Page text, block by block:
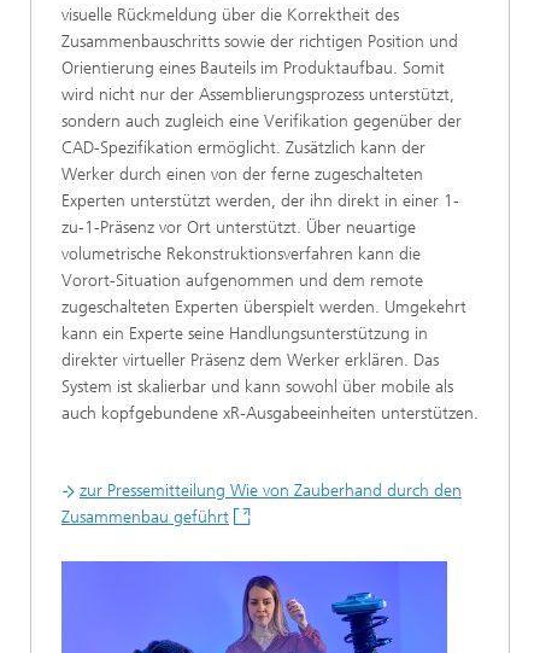
visuelle Rückmeldung über die Korrektheit des
Zusammenbauschritts sowie der richtigen Position und
Orientierung eines Bauteils im Produktaufbau. Somit
wird nicht nur der Assemblierungsprozess unterstützt,
sondern auch zugleich eine Verifikation gegenüber der
CAD-Spezifikation ermöglicht. Zusätzlich kann der
Werker durch einen von der ferne zugeschalteten
Experten unterstützt werden, der ihn direkt in einer 1-
zu-1-Präsenz vor Ort unterstützt. Über neuartige
volumetrische Rekonstruktionsverfahren kann die
Vorort-Situation aufgenommen und dem remote
zugeschalteten Experten überspielt werden. Umgekehrt
kann ein Experte seine Handlungsunterstützung in
direkter virtueller Präsenz dem Werker erklären. Das
System ist skalierbar und kann sowohl über mobile als
auch kopfgebundene xR-Ausgabeeinheiten unterstützen.
zur Pressemitteilung Wie von Zauberhand durch den
Zusammenbau geführt